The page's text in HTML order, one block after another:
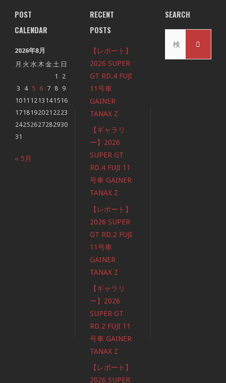
POST
CALENDAR
2026年8月
月 火 水木 金 土 日
1
2
3
4 5 6 7 8 9
1011 1213 141516
1718192021 2223
24252627282930
31
« 5月
RECENT
POSTS
【レポート】
2026 SUPER
GT RD.4 FUJI
11号車
GAINER
TANAX Z
【ギャラリ
ー】2026
SUPER GT
RD.4 FUJI 11
号車 GAINER
TANAX Z
【レポート】
2026 SUPER
GT RD.2 FUJI
11号車
GAINER
TANAX Z
【ギャラリ
ー】2026
SUPER GT
RD.2 FUJI 11
号車 GAINER
TANAX Z
【レポート】
2026 SUPER
SEARCH
対
検